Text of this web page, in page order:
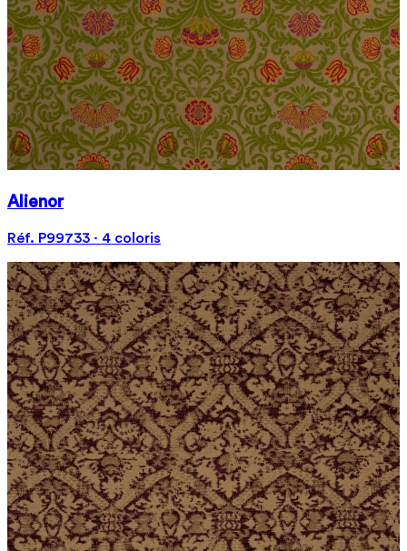
Alienor
Réf. P99733 · 4 coloris